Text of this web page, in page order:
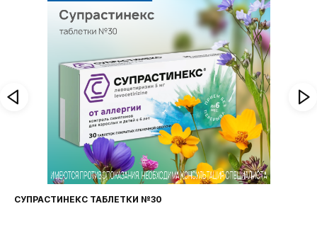
СУПРАСТИНЕКС ТАБЛЕТКИ №30